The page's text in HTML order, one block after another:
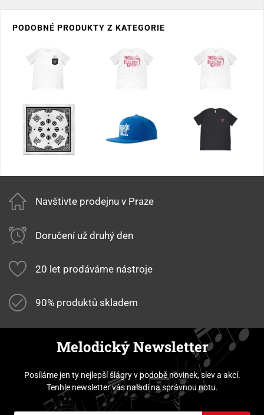
PODOBNÉ PRODUKTY Z KATEGORIE
Navštivte prodejnu v Praze
Doručení už druhý den
20 let prodáváme nástroje
90% produktů skladem
Melodický Newsletter
Posíláme jen ty nejlepší šlágry v podobě novinek, slev a akcí.
Tenhle newsletter vás naladí na správnou notu.